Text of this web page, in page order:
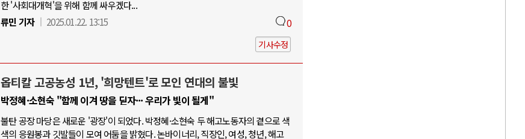
한 '사회대개혁'을 위해 함께 싸우겠다...
류민 기자
2025.01.22. 13:15 0
기사수정
옵티칼 고공농성 1년, '희망텐트'로 모인 연대의 불빛
박정혜·소현숙 "함께 이겨 땅을 딛자··· 우리가 빛이 될게"
불탄 공장 마당은 새로운 '광장'이 되었다. 박정혜·소현숙 두 해고노동자의 곁으로 색
색의 응원봉과 깃발들이 모여 어둠을 밝혔다. 논바이너리, 직장인, 여성, 청년, 해고